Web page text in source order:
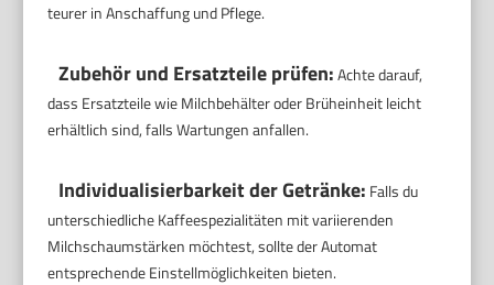
teurer in Anschaffung und Pflege.
Zubehör und Ersatzteile prüfen:Achte darauf,
dass Ersatzteile wie Milchbehälter oder Brüheinheit leicht
erhältlich sind, falls Wartungen anfallen.
Individualisierbarkeit der Getränke: Falls du
unterschiedliche Kaffeespezialitäten mit variierenden
Milchschaumstärken möchtest, sollte der Automat
entsprechende Einstellmöglichkeiten bieten.